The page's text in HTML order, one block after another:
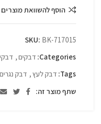
הוסף להשוואת מוצרים
SKU: BK-717015
Categories: דבקים,
Tags: דבק לעץ, דבק נגרים
שתף מוצר זה: